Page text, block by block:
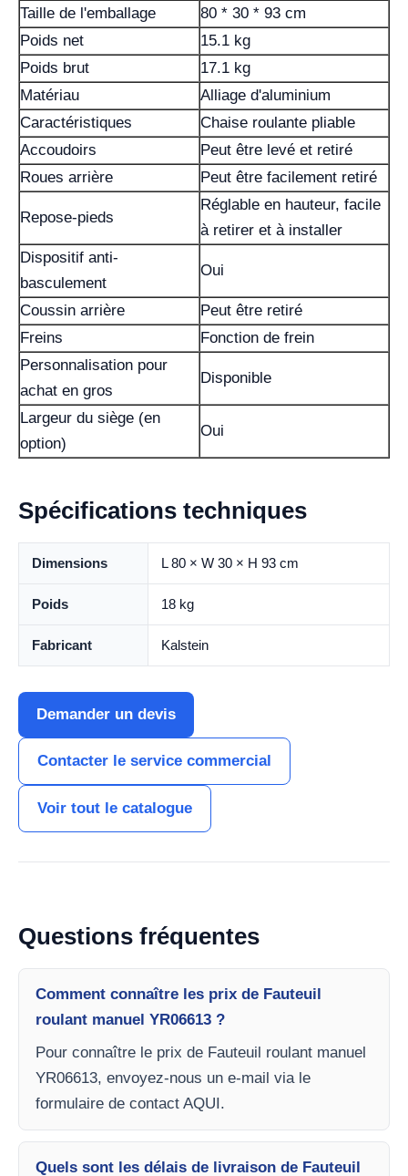
Taille de l'emballage
80 * 30 * 93 cm
Poids net
15.1 kg
Poids brut
17.1 kg
Matériau
Alliage d'aluminium
Caractéristiques
Chaise roulante pliable
Accoudoirs
Peut être levé et retiré
Roues arrière
Peut être facilement retiré
Repose-pieds
Réglable en hauteur, facile
à retirer et à installer
Dispositif anti-
basculement
Oui
Coussin arrière
Peut être retiré
Freins
Fonction de frein
Personnalisation pour
achat en gros
Disponible
Largeur du siège (en
option)
Oui
Spécifications techniques
Dimensions L 80 × W 30 × H 93 cm
Poids 18 kg
Fabricant Kalstein
Demander un devis
Contacter le service commercial
Voir tout le catalogue
Questions fréquentes
Comment connaître les prix de Fauteuil
roulant manuel YR06613 ?
Pour connaître le prix de Fauteuil roulant manuel
YR06613, envoyez-nous un e-mail via le
formulaire de contact AQUI.
Quels sont les délais de livraison de Fauteuil